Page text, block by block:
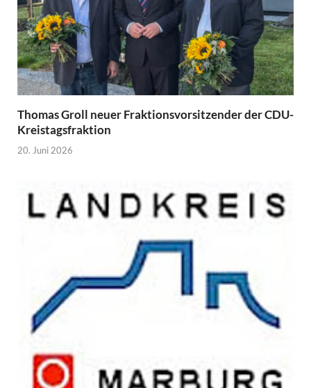
Thomas Groll neuer Fraktionsvorsitzender der CDU-
Kreistagsfraktion
20. Juni 2026